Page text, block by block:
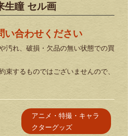
生瞳 セル画
い合わせください
汚れ、破損・欠品の無い状態での買
束するものではございませんので、
アニメ・特撮・キャラ
クターグッズ